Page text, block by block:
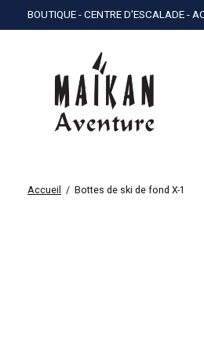
BOUTIQUE - CENTRE D'ESCALADE -
Accueil / Bottes de ski de fond X-1